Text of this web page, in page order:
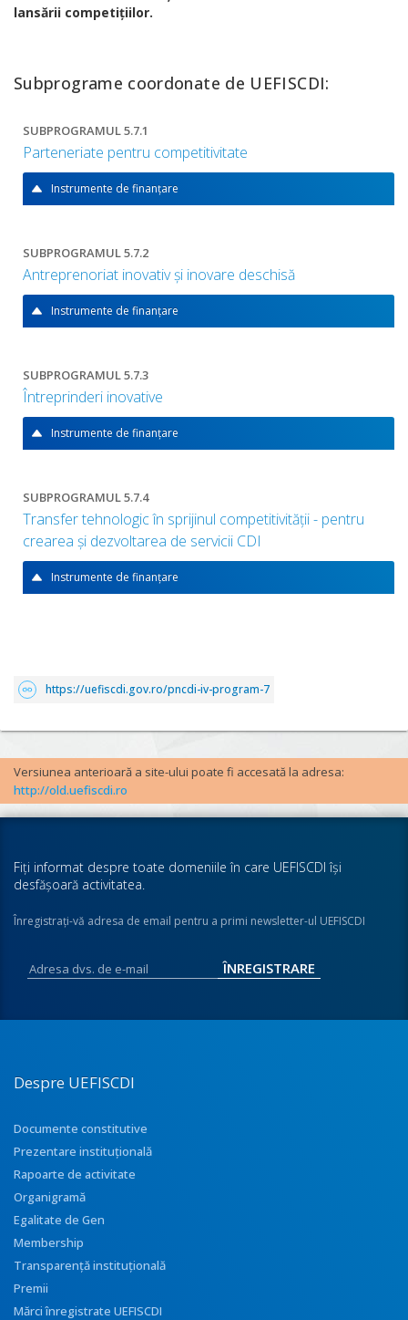
lansării competițiilor.
Subprograme coordonate de UEFISCDI:
SUBPROGRAMUL 5.7.1
Parteneriate pentru competitivitate
Instrumente de finanțare
SUBPROGRAMUL 5.7.2
Antreprenoriat inovativ și inovare deschisă
Instrumente de finanțare
SUBPROGRAMUL 5.7.3
Întreprinderi inovative
Instrumente de finanțare
SUBPROGRAMUL 5.7.4
Transfer tehnologic în sprijinul competitivității - pentru
crearea și dezvoltarea de servicii CDI
Instrumente de finanțare
https://uefiscdi.gov.ro/pncdi-iv-program-7
Versiunea anterioară a site-ului poate fi accesată la adresa:
http://old.uefiscdi.ro
Fiţi informat despre toate domeniile în care UEFISCDI îşi
desfăşoară activitatea.
Înregistraţi-vă adresa de email pentru a primi newsletter-ul UEFISCDI
Despre UEFISCDI
Documente constitutive
Prezentare instituţională
Rapoarte de activitate
Organigramă
Egalitate de Gen
Membership
Transparenţă instituţională
Premii
Mărci înregistrate UEFISCDI